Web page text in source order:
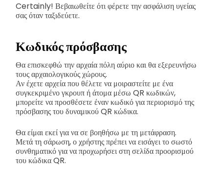
Certainly! Βεβαιωθείτε ότι φέρετε την ασφάλιση υγείας
σας όταν ταξιδεύετε.
Κωδικός πρόσβασης
Θα επισκεφθώ την αρχαία πόλη αύριο και θα εξερευνήσω
τους αρχαιολογικούς χώρους.
Αν έχετε αρχεία που θέλετε να μοιραστείτε με ένα
συγκεκριμένο γκρουπ ή άτομα μέσω QR κωδικών,
μπορείτε να προσθέσετε έναν κωδικό για περιορισμό της
πρόσβασης του δυναμικού QR κώδικα.
Θα είμαι εκεί για να σε βοηθήσω με τη μετάφραση.
Μετά τη σάρωση, ο χρήστης πρέπει να εισάγει το σωστό
συνθηματικό για να προχωρήσει στη σελίδα προορισμού
του κώδικα QR.